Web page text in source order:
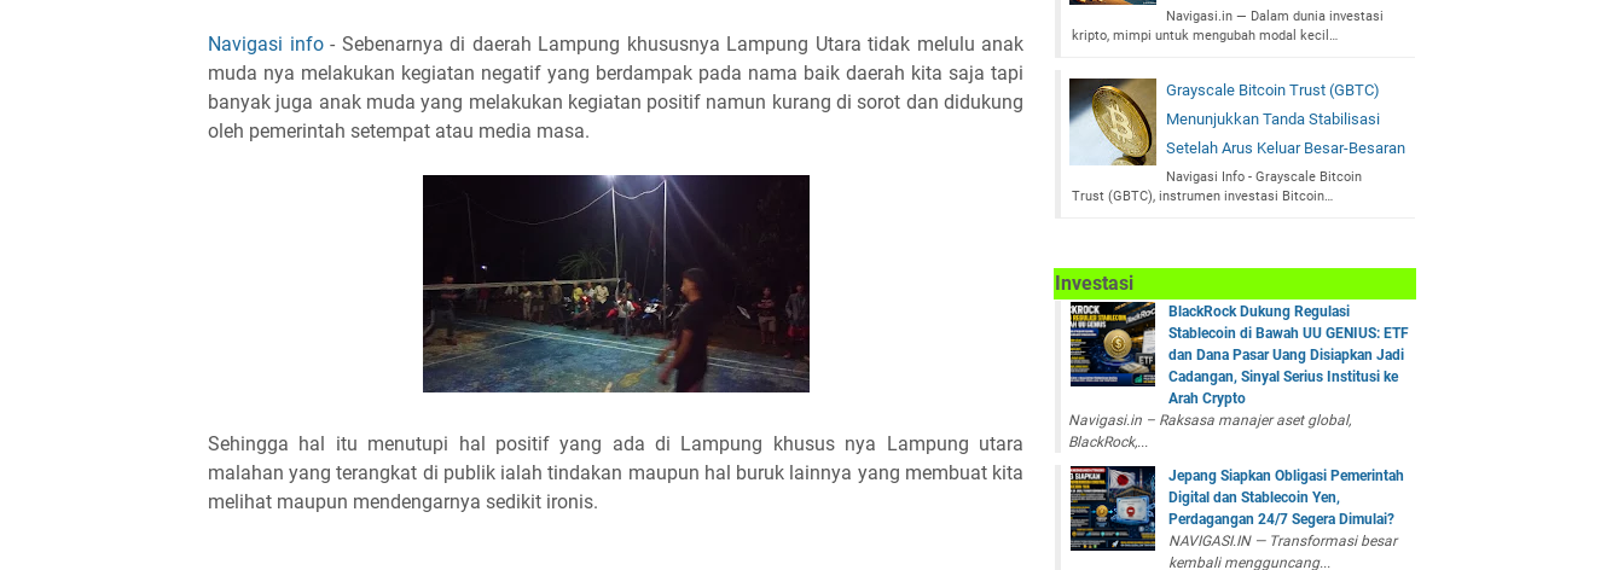
Navigasi info- Sebenarnya di daerah Lampung khususnya Lampung Utara tidak melulu anak
muda nya melakukan kegiatan negatif yang berdampak pada nama baik daerah kita saja tapi
banyak juga anak muda yang melakukan kegiatan positif namun kurang di sorot dan didukung
oleh pemerintah setempat atau media masa.
Sehingga hal itu menutupi hal positif yang ada di Lampung khusus nya Lampung utara
malahan yang terangkat di publik ialah tindakan maupun hal buruk lainnya yang membuat kita
melihat maupun mendengarnya sedikit ironis.
Navigasi.in — Dalam dunia investasi
kripto, mimpi untuk mengubah modal kecil…
Grayscale Bitcoin Trust (GBTC)
Menunjukkan Tanda Stabilisasi
Setelah Arus Keluar Besar-Besaran
Navigasi Info - Grayscale Bitcoin
Trust (GBTC), instrumen investasi Bitcoin…
Investasi
BlackRock Dukung Regulasi
Stablecoin di Bawah UU GENIUS: ETF
dan Dana Pasar Uang Disiapkan Jadi
Cadangan, Sinyal Serius Institusi ke
Arah Crypto
Navigasi.in – Raksasa manajer aset global,
BlackRock,...
Jepang Siapkan Obligasi Pemerintah
Digital dan Stablecoin Yen,
Perdagangan 24/7 Segera Dimulai?
NAVIGASI.IN — Transformasi besar
kembali mengguncang...